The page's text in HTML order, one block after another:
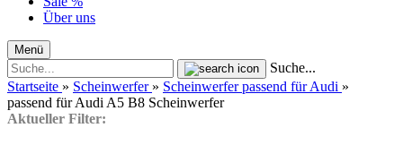
Über uns
Menü
Suche...
Startseite » Scheinwerfer » Scheinwerfer passend für Audi »
passend für Audi A5 B8 Scheinwerfer
Aktueller Filter: